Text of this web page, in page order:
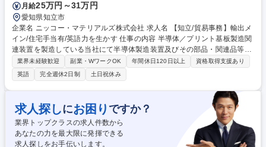
月給25万円～31万円
愛知県知立市
企業名 ニッコー・マテリアルズ株式会社 求人名 【知立/貿易事務】輸出メ
イン/住宅手当有/英語力を生かす 仕事の内容 半導体／プリント基板製造関
連装置を製造している当社にて半導体製造装置及びその部品・関連品等の
輸出業務（輸入も稀にあり）をお任せいたします。 【業務詳細】下記でき
る業務からお任せいたします。 ■輸出書類作成及び手続き（インボイス/パ
ッキングリスト/AWB等の作成） ■LC関連書類作成 ■輸出スケジュール管
理 ■通関業者/フォワーダー/海外代理店との調整、連絡 ■海上/航空輸送手
配 ■輸出規制（安全保障関連/法令関係/危険品）、海外の規制（US/CHINA
等規制）の情報収集 ■社内関連部門との調整 募集職種 【知立/貿易事務】
輸出メイン/住宅手当有/英語力を生かす
業界未経験歓迎 副業・WワークOK 年間休日120日以上
資格取得支援あり
英語
完全週休2日制 土日祝休み
求人探しにお困り ですか？
業界トップクラスの求人件数から
あなたの力を最大限に発揮できる
求人探しをお手伝いします。